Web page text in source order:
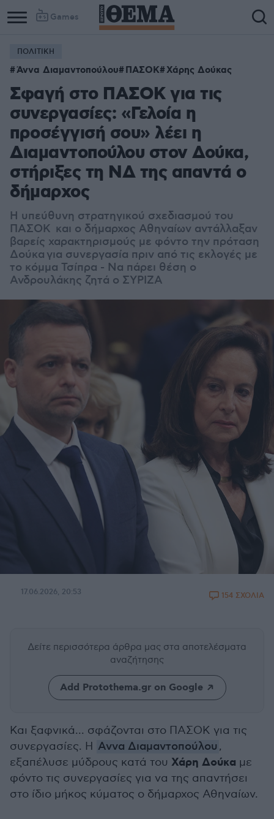
Games
ΠΟΛΙΤΙΚΗ
Άννα Διαμαντοπούλου ΠΑΣΟΚ Χάρης Δούκας
Σφαγή στο ΠΑΣΟΚ για τις
συνεργασίες: «Γελοία η
προσέγγισή σου» λέει η
Διαμαντοπούλου στον Δούκα,
στήριξες τη ΝΔ της απαντά ο
δήμαρχος
Η υπεύθυνη στρατηγικού σχεδιασμού του
ΠΑΣΟΚ και ο δήμαρχος Αθηναίων αντάλλαξαν
βαρείς χαρακτηρισμούς με φόντο την πρόταση
Δούκα για συνεργασία πριν από τις εκλογές με
το κόμμα Τσίπρα - Να πάρει θέση ο
Ανδρουλάκης ζητά ο ΣΥΡΙΖΑ
17.06.2026, 20:53 154 ΣΧΟΛΙΑ
Δείτε περισσότερα άρθρα μας στα αποτελέσματα
αναζήτησης
Add Protothema.gr on Google
Και ξαφνικά... σφάζονται στο ΠΑΣΟΚ για τις
συνεργασίες. Η Αννα Διαμαντοπούλου ,
εξαπέλυσε μύδρους κατά του Χάρη Δούκα με
φόντο τις συνεργασίες για να της απαντήσει
στο ίδιο μήκος κύματος ο δήμαρχος Αθηναίων.